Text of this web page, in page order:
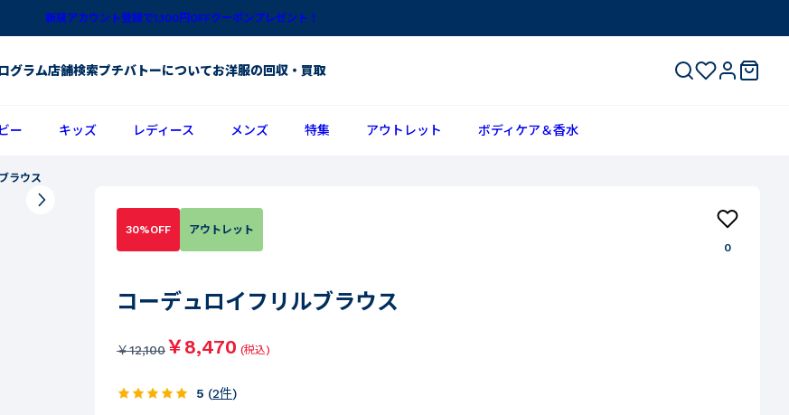
新規アカウント登録で1,100円OFFクーポンプレゼント！
グラム店舗検索プチバトーについてお洋服の回収・買取
ー キッズ レディース メンズ 特集 アウトレット ボディケア＆香水
ラウス
30%OFF
アウトレット
0
コーデュロイフリルブラウス
￥12,100￥8,470 (税込)
5 (2件)